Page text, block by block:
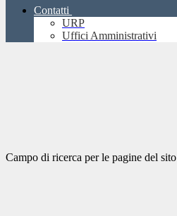
Contatti
URP
Uffici Amministrativi
Campo di ricerca per le pagine del sito